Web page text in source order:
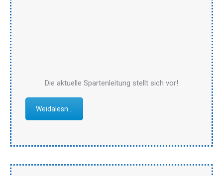
Die aktuelle Spartenleitung stellt sich vor!
Weidalesn...